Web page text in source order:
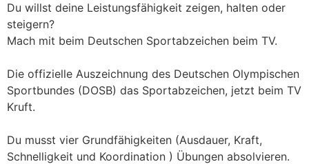
Du willst deine Leistungsfähigkeit zeigen, halten oder
steigern?
Mach mit beim Deutschen Sportabzeichen beim TV.
Die offizielle Auszeichnung des Deutschen Olympischen
Sportbundes (DOSB) das Sportabzeichen, jetzt beim TV
Kruft.
Du musst vier Grundfähigkeiten (Ausdauer, Kraft,
Schnelligkeit und Koordination ) Übungen absolvieren.